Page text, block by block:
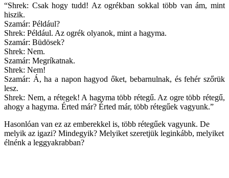
“Shrek: Csak hogy tudd! Az ogrékban sokkal több van ám, mint
hiszik.
Szamár: Például?
Shrek: Például. Az ogrék olyanok, mint a hagyma.
Szamár: Büdösek?
Shrek: Nem.
Szamár: Megríkatnak.
Shrek: Nem!
Szamár: Á, ha a napon hagyod őket, bebarnulnak, és fehér szőrük
lesz.
Shrek: Nem, a rétegek! A hagyma több rétegű. Az ogre több rétegű,
ahogy a hagyma. Érted már? Érted már, több rétegűek vagyunk.”
Hasonlóan van ez az emberekkel is, több rétegűek vagyunk. De
melyik az igazi? Mindegyik? Melyiket szeretjük leginkább, melyiket
élnénk a leggyakrabban?